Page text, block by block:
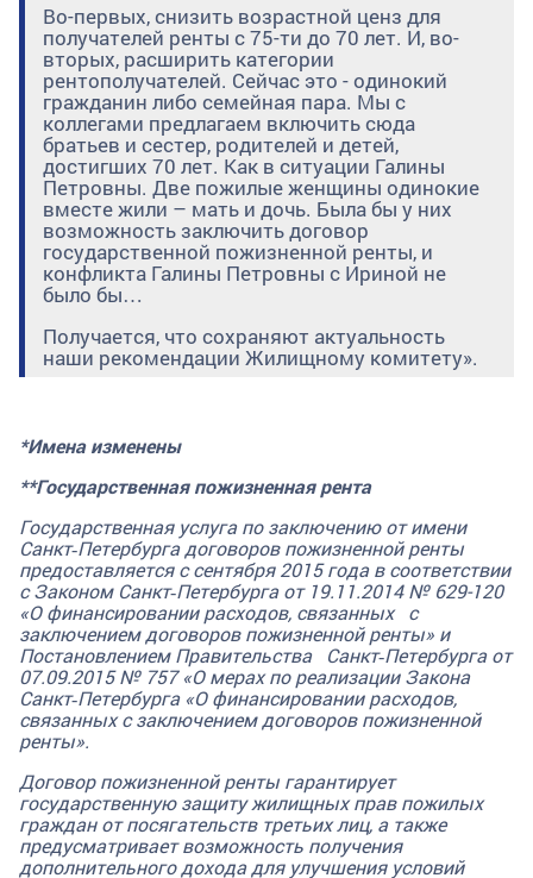
Во-первых, снизить возрастной ценз для
получателей ренты с 75-ти до 70 лет. И, во-
вторых, расширить категории
рентополучателей. Сейчас это - одинокий
гражданин либо семейная пара. Мы с
коллегами предлагаем включить сюда
братьев и сестер, родителей и детей,
достигших 70 лет. Как в ситуации Галины
Петровны. Две пожилые женщины одинокие
вместе жили – мать и дочь. Была бы у них
возможность заключить договор
государственной пожизненной ренты, и
конфликта Галины Петровны с Ириной не
было бы…
Получается, что сохраняют актуальность
наши рекомендации Жилищному комитету».
*Имена изменены
**Государственная пожизненная рента
Государственная услуга по заключению от имени
Санкт‑Петербурга договоров пожизненной ренты
предоставляется с сентября 2015 года в соответствии
с Законом Санкт‑Петербурга от 19.11.2014 № 629-120
«О финансировании расходов, связанных с
заключением договоров пожизненной ренты» и
Постановлением Правительства Санкт‑Петербурга от
07.09.2015 № 757 «О мерах по реализации Закона
Санкт‑Петербурга «О финансировании расходов,
связанных с заключением договоров пожизненной
ренты».
Договор пожизненной ренты гарантирует
государственную защиту жилищных прав пожилых
граждан от посягательств третьих лиц, а также
предусматривает возможность получения
дополнительного дохода для улучшения условий